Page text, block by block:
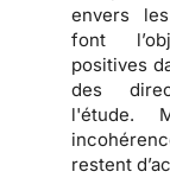
envers
font
positives
des
l'étude.
restent